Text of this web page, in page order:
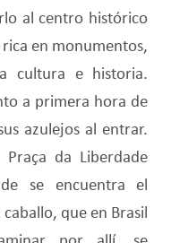
al centro histórico
en monumentos,
cultura e historia.
a primera hora de
azulejos al entrar.
da Liberdade
se encuentra el
que en Brasil